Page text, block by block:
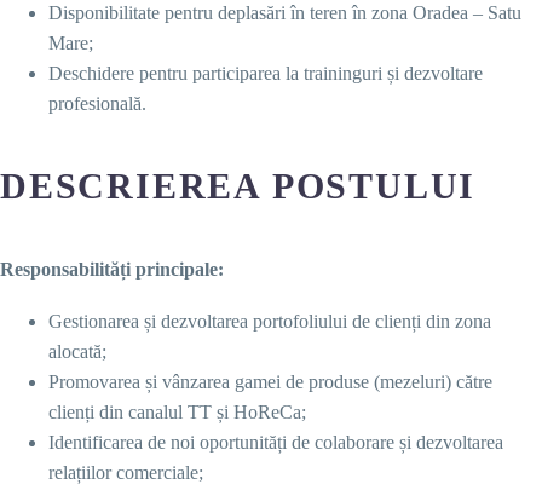
Disponibilitate pentru deplasări în teren în zona Oradea – Satu
Mare;
Deschidere pentru participarea la traininguri și dezvoltare
profesională.
DESCRIEREA POSTULUI
Responsabilități principale:
Gestionarea și dezvoltarea portofoliului de clienți din zona
alocată;
Promovarea și vânzarea gamei de produse (mezeluri) către
clienți din canalul TT și HoReCa;
Identificarea de noi oportunități de colaborare și dezvoltarea
relațiilor comerciale;